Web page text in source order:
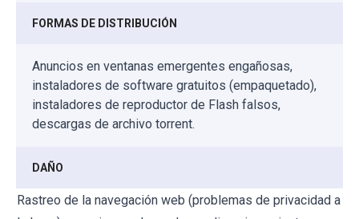
FORMAS DE DISTRIBUCIÓN
Anuncios en ventanas emergentes engañosas,
instaladores de software gratuitos (empaquetado),
instaladores de reproductor de Flash falsos,
descargas de archivo torrent.
DAÑO
Rastreo de la navegación web (problemas de privacidad a